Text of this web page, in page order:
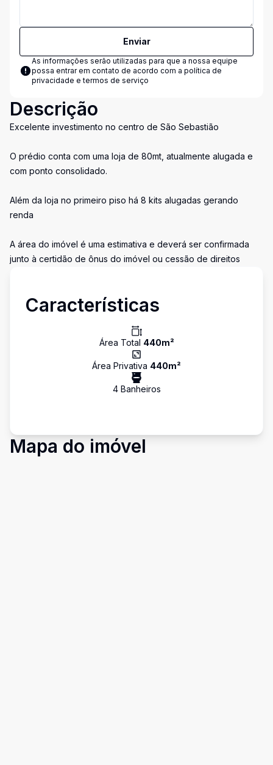
Enviar
As informações serão utilizadas para que a nossa equipe
possa entrar em contato de acordo com a política de
privacidade e termos de serviço
Descrição
Excelente investimento no centro de São Sebastião
O prédio conta com uma loja de 80mt, atualmente alugada e
com ponto consolidado.
Além da loja no primeiro piso há 8 kits alugadas gerando
renda
A área do imóvel é uma estimativa e deverá ser confirmada
junto à certidão de ônus do imóvel ou cessão de direitos
Características
Área Total 440m²
Área Privativa 440m²
4Banheiros
Mapa do imóvel